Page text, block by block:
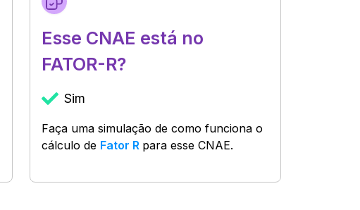
Esse CNAE está no
FATOR-R?
Sim
Faça uma simulação de como funciona o
cálculo de Fator R para esse CNAE.